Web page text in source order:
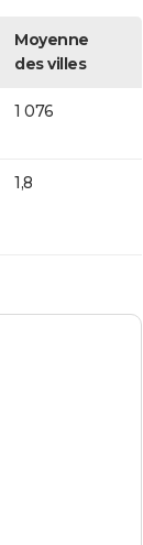
Moyenne
des villes
1 076
1,8